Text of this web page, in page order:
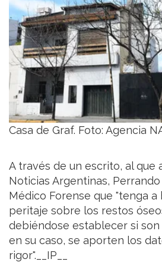
Casa de Graf. Foto: Agencia
A través de un escrito, al que
Noticias Argentinas,
Médico Forense que "tenga a
peritaje sobre los restos
debiéndose establecer si son
en su caso, se aporten los
rigor".__IP__